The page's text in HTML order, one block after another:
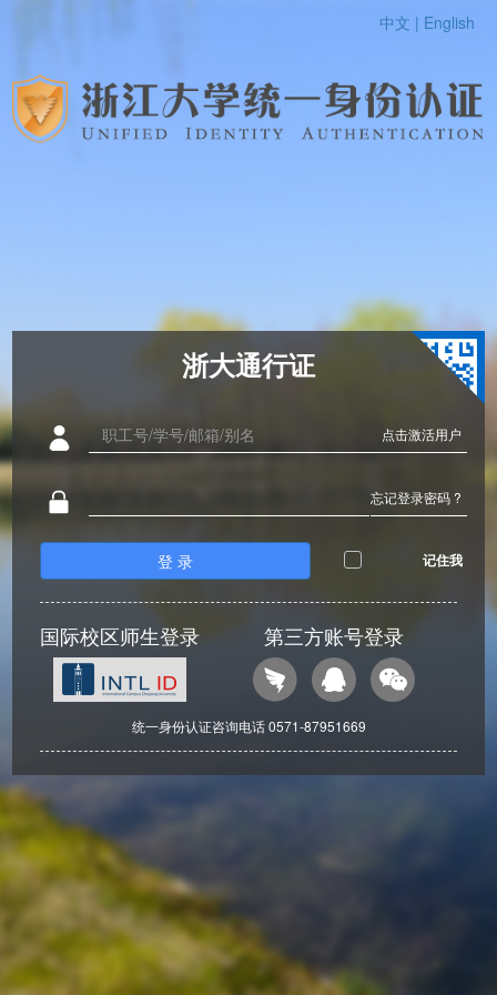
中文 | English
浙大通行证
点击激活用户
忘记登录密码 ?
登 录 记住我
国际校区师生登录 第三方账号登录
统一身份认证咨询电话 0571-87951669